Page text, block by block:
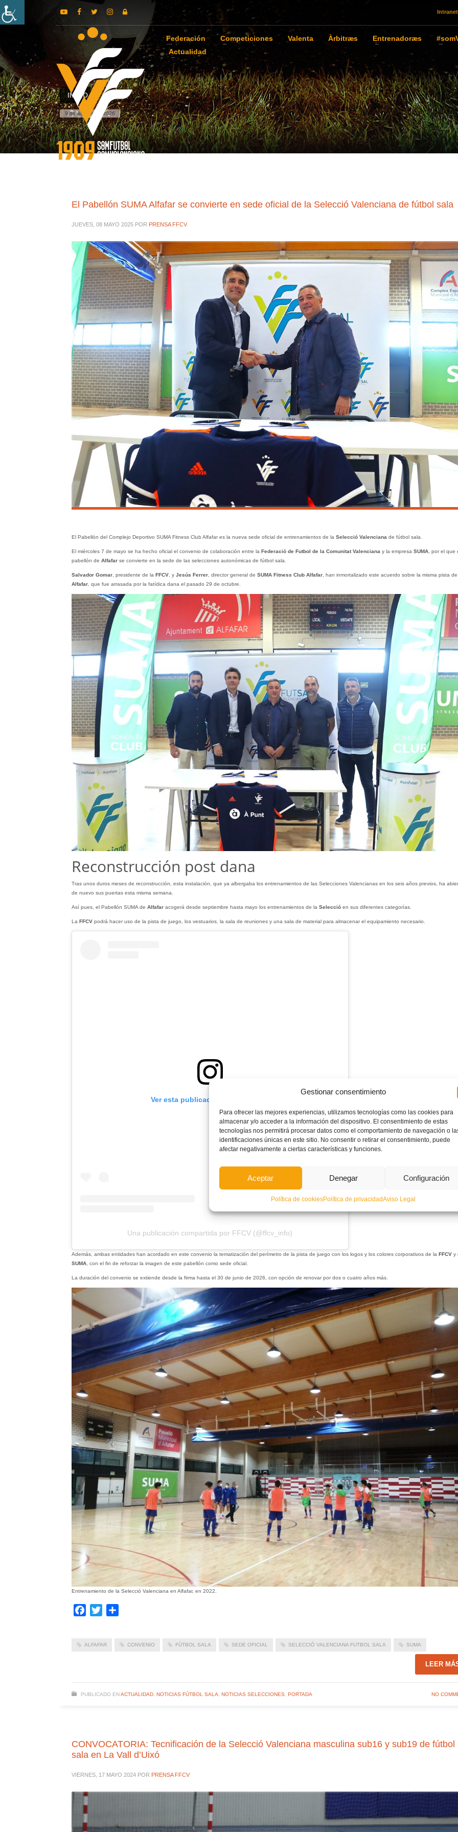
Gestionar consentimiento
Para ofrecer las mejores experiencias, utilizamos tecnologías como las cookies para
almacenar y/o acceder a la información del dispositivo. El consentimiento de estas
tecnologías nos permitirá procesar datos como el comportamiento de navegación o
identificaciones únicas en este sitio. No consentir o retirar el consentimiento, puede
afectar negativamente a ciertas características y funciones.
Aceptar Denegar Configuración
Política de cookiesPolítica de privacidadAviso Legal
Intranet
Federación Competiciones Valenta Àrbitræs Entrenadoræs
Actualidad
INICIO
9 de agosto de 2026
El Pabellón SUMA Alfafar se convierte en sede oficial de la Selecció Valenciana de fútbol sala
JUEVES, 08 MAYO 2025 POR PRENSA FFCV
El Pabellón del Complejo Deportivo SUMA Fitness Club Alfafar es la nueva sede oficial de entrenamientos de la Selecció Valenciana de fútbol sala.
El miércoles 7 de mayo se ha hecho oficial el convenio de colaboración entre la Federació de Futbol de la Comunitat Valenciana y la empresa SUMA, por el que
pabellón de Alfafarse convierte en la sede de las selecciones autonómicas de fútbol sala.
Salvador Gomar, presidente de la FFCV, y Jesús Ferrer, director general de SUMA Fitness Club Alfafar, han inmortalizado este acuerdo sobre la misma pista de
Alfafar, que fue arrasada por la fatídica dana el pasado 29 de octubre.
Reconstrucción post dana
Tras unos duros meses de reconstrucción, esta instalación, que ya albergaba los entrenamientos de las Selecciones Valencianas en los seis años previos, ha
de nuevo sus puertas esta misma semana.
Así pues, el Pabellón SUMA de Alfafaracogerá desde septiembre hasta mayo los entrenamientos de la Seleccióen sus diferentes categorías.
La FFCVpodrá hacer uso de la pista de juego, los vestuarios, la sala de reuniones y una sala de material para almacenar el equipamiento necesario.
Ver esta publicación en Instagram
Una publicación compartida por FFCV (@ffcv_info)
Además, ambas entidades han acordado en este convenio la tematización del perímetro de la pista de juego con los logos y los colores corporativos de la FFCVy
SUMA, con el fin de reforzar la imagen de este pabellón como sede oficial.
La duración del convenio se extiende desde la firma hasta el 30 de junio de 2026, con opción de renovar por dos o cuatro años más.
Entrenamiento de la Selecció Valenciana en Alfafar, en 2022.
Facebook
Twitter
ALFAFAR CONVENIO FÚTBOL SALA SEDE OFICIAL SELECCIÓ VALENCIANA FUTBOL SALA SUMA
LEER
PUBLICADO EN ACTUALIDAD, NOTICIAS FÚTBOL SALA, NOTICIAS SELECCIONES, PORTADA NO
CONVOCATORIA: Tecnificación de la Selecció Valenciana masculina sub16 y sub19 de fútbol
sala en La Vall d’Uixó
VIERNES, 17 MAYO 2024 POR PRENSA FFCV